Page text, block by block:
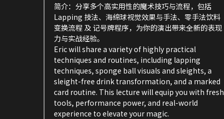
简介：分享多个高实用性的魔术技巧与流程，包括
Lapping 技法、海绵球视觉效果与手法、零手法饮料
变换流程 及 记号牌程序，为你的演出带来全新的表现
力与实战经验。
Eric will share a variety of highly practical
techniques and routines, including lapping
techniques, sponge ball visuals and sleights, a
sleight-free drink transformation, and a marked
card routine. This lecture will equip you with fresh
tools, performance power, and real-world
experience to elevate your magic.